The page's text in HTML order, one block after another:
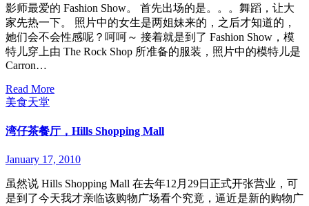
影师最爱的 Fashion Show。 首先出场的是。。。舞蹈，让大
家先热一下。 照片中的女生是两姐妹来的，之后才知道的，
她们会不会性感呢？呵呵～ 接着就是到了 Fashion Show，模
特儿穿上由 The Rock Shop 所准备的服装，照片中的模特儿是
Carron…
Read More
美食天堂
湾仔茶餐厅，Hills Shopping Mall
January 17, 2010
虽然说 Hills Shopping Mall 在去年12月29日正式开张营业，可
是到了今天我才亲临该购物广场看个究竟，逼近是新的购物广